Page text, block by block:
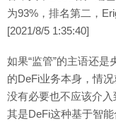
为93%，排名第二，
[2021/8/5 1:35:40]
如果“监管”的主语还
的DeFi业务本身，情
没有必要也不应该介
其是DeFi这种基于智